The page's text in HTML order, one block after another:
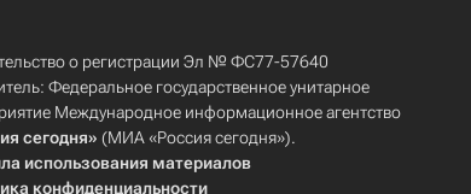
о регистрации Эл № ФС77-57640
Федеральное государственное унитарное
Международное информационное агентство
сегодня» (МИА «Россия сегодня»).
использования материалов
конфиденциальности